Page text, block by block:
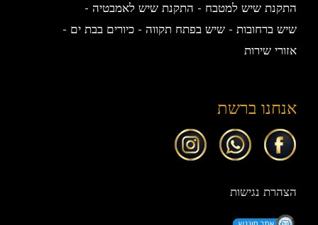
התקנת שיש למטבח
התקנת שיש לאמבטיה
שיש ברחובות
שיש בפתח תקווה
כיורים בבת ים
אזורי שירות
אנחנו ברשת
הצהרת נגישות